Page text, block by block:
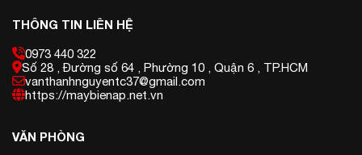
THÔNG TIN LIÊN HỆ
0973 440 322
Số 28 , Đường số 64 , Phường 10 , Quận 6 , TP.HCM
vanthanhnguyentc37@gmail.com
https://maybienap.net.vn
VĂN PHÒNG